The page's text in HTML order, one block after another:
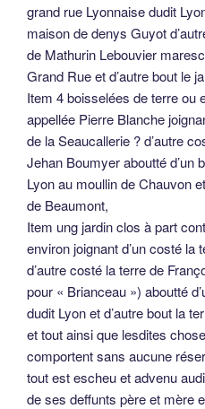
grand rue Lyonnaise dudit
maison de denys Guyot
de Mathurin Lebouvier
Grand Rue et d’autre bout le
Item 4 boisselées de terre ou
appellée Pierre Blanche
de la Seaucallerie ? d’autre
Jehan Boumyer aboutté d’un
Lyon au moullin de Chauvon
de Beaumont,
Item ung jardin clos à part
environ joignant d’un costé la
d’autre costé la terre de
pour « Brianceau ») aboutté
dudit Lyon et d’autre bout la
et tout ainsi que lesdites
comportent sans aucune
tout est escheu et advenu
de ses deffunts père et mère